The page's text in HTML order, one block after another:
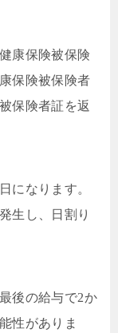
康保険被保険
保険被保険者
保険者証を返
になります。
生し、日割り
後の給与で2か
性がありま